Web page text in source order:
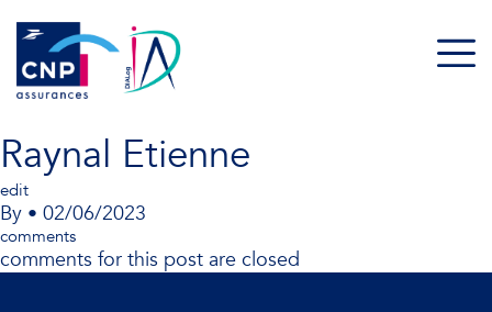
Raynal Etienne
edit
By • 02/06/2023
comments
comments for this post are closed